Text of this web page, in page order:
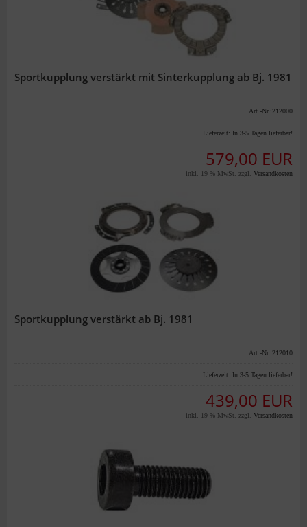
Sportkupplung verstärkt mit Sinterkupplung ab Bj. 1981
Art.-Nr.:212000
Lieferzeit: In 3-5 Tagen lieferbar!
579,00 EUR
inkl. 19 % MwSt. zzgl. Versandkosten
Sportkupplung verstärkt ab Bj. 1981
Art.-Nr.:212010
Lieferzeit: In 3-5 Tagen lieferbar!
439,00 EUR
inkl. 19 % MwSt. zzgl. Versandkosten